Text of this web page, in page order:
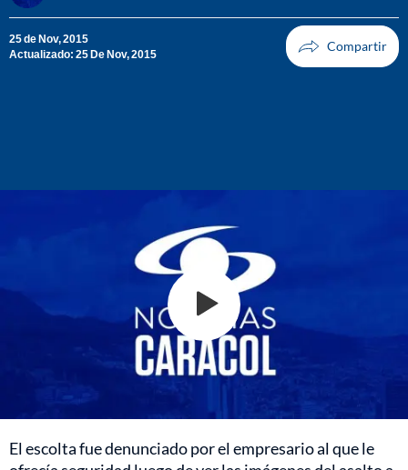
25 de Nov, 2015
Actualizado: 25 De Nov, 2015
El escolta fue denunciado por el empresario al que le